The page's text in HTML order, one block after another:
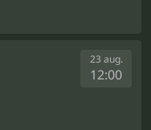
23 aug.
12:00